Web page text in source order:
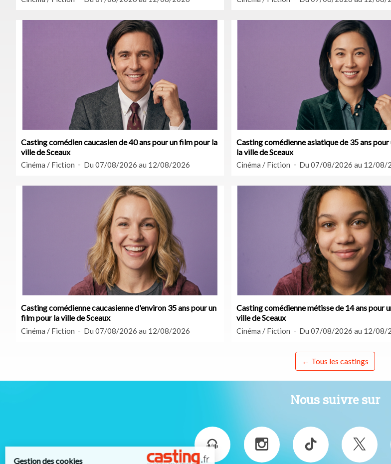
Casting comédien caucasien de 40 ans pour un film pour la
ville de Sceaux
Cinéma / Fiction Du 07/08/2026 au 12/08/2026
Casting comédienne asiatique de 35 ans
la ville de Sceaux
Cinéma / Fiction Du 07/08/2026 au 12/08/
Casting comédienne caucasienne d'environ 35 ans pour un
film pour la ville de Sceaux
Cinéma / Fiction Du 07/08/2026 au 12/08/2026
Casting comédienne métisse de 14 ans pour
ville de Sceaux
Cinéma / Fiction Du 07/08/2026 au 12/08/
← Tous les castings
Nous suivre sur
Gestion des cookies